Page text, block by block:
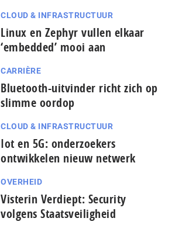
CLOUD & INFRASTRUCTUUR
Linux en Zephyr vullen elkaar
‘embedded’ mooi aan
CARRIÈRE
Bluetooth-uitvinder richt zich op
slimme oordop
CLOUD & INFRASTRUCTUUR
Iot en 5G: onderzoekers
ontwikkelen nieuw netwerk
OVERHEID
Visterin Verdiept: Security
volgens Staatsveiligheid